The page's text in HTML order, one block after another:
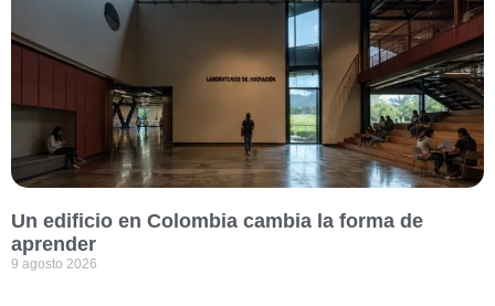
Un edificio en Colombia cambia la forma de
aprender
9 agosto 2026